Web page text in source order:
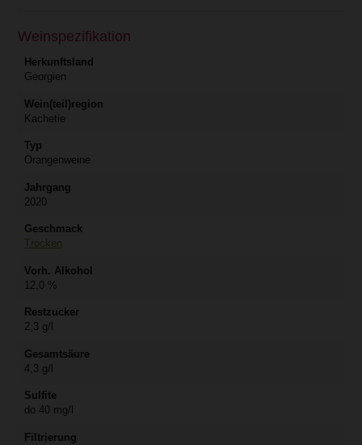
Weinspezifikation
Herkunftsland
Georgien
Wein(teil)region
Kachetie
Typ
Orangenweine
Jahrgang
2020
Geschmack
Trocken
Vorh. Alkohol
12,0 %
Restzucker
2,3 g/l
Gesamtsäure
4,3 g/l
Sulfite
do 40 mg/l
Filtrierung